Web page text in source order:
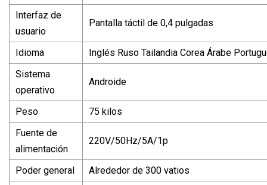
Interfaz de
usuario
Pantalla táctil de 0,4 pulgadas
Idioma
Inglés Ruso Tailandia Corea Árabe
Sistema
operativo
Androide
Peso
75 kilos
Fuente de
alimentación
220V/50Hz/5A/1p
Poder general
Alrededor de 300 vatios